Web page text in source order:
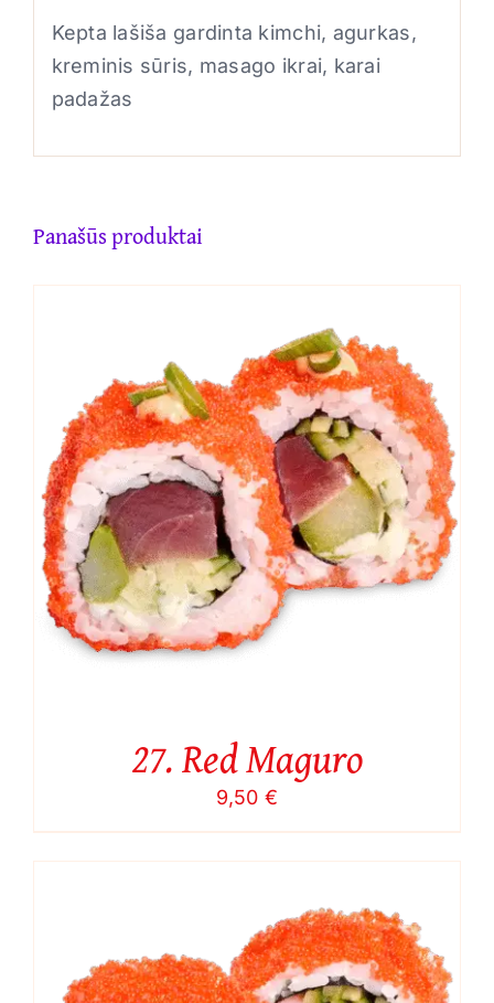
Kepta lašiša gardinta kimchi, agurkas,
kreminis sūris, masago ikrai, karai
padažas
Panašūs produktai
27. Red Maguro
9,50€